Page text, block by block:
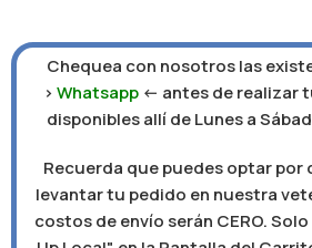
Chequea con nosotros las
>Whatsapp <- antes de realizar
disponibles allí de Lunes a
Recuerda que puedes optar por
levantar tu pedido en nuestra
costos de envío serán CERO.